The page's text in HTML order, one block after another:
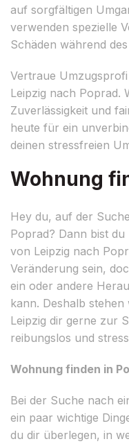
auf sorgfältigen
verwenden spezielle
Schäden während
Vertraue
Leipzig nach Poprad.
Zuverlässigkeit und
heute für ein
deinen stressfreien
Wohnung
Hey du, auf der
Poprad? Dann bist
von Leipzig nach
Veränderung sein,
ein oder andere
kann. Deshalb
Leipzig dir gerne zur
reibungslos und
Wohnung finden in
Bei der Suche nach
ein paar wichtige
du dir überlegen, in